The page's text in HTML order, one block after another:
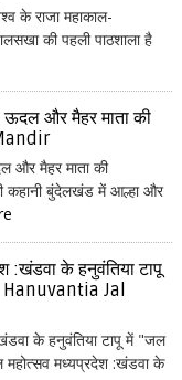
के राजा महाकाल-
की पहली पाठशाला है
ऊदल और मैहर माता की
और मैहर माता की
कहानी बुंदेलखंड में आल्हा और
:खंडवा के हनुवंतिया टापू
Hanuvantia Jal
के हनुवंतिया टापू में "जल
मध्यप्रदेश :खंडवा के